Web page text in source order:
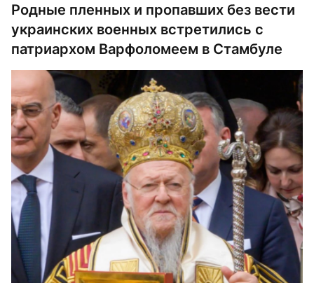
Родные пленных и пропавших без вести
украинских военных встретились с
патриархом Варфоломеем в Стамбуле